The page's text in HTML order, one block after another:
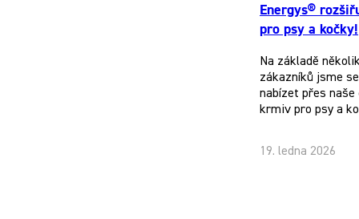
Energys®
pro psy a kočky!
Na základě
zákazníků jsme
nabízet přes
krmiv pro psy a
19. ledna 2026